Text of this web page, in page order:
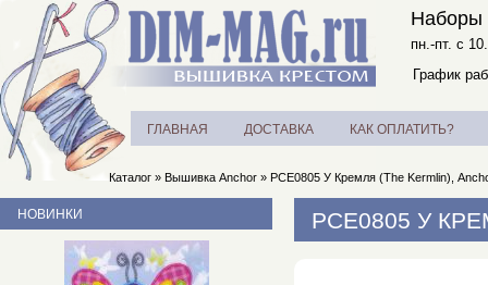
Наборы
пн.-пт. с
График
ГЛАВНАЯ ДОСТАВКА КАК ОПЛАТИТЬ?
Каталог » Вышивка Anchor » PCE0805 У Кремля (The Kermlin),
PCE0805 У
НОВИНКИ